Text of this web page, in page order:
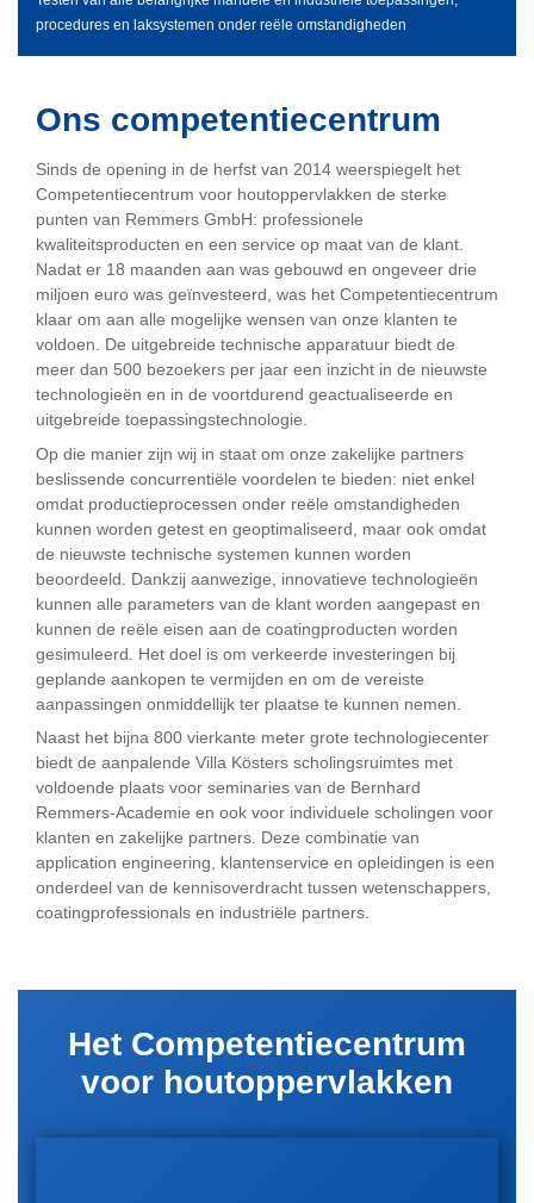
procedures en laksystemen onder reële omstandigheden
Ons competentiecentrum
Sinds de opening in de herfst van 2014 weerspiegelt het
Competentiecentrum voor houtoppervlakken de sterke
punten van Remmers GmbH: professionele
kwaliteitsproducten en een service op maat van de klant.
Nadat er 18 maanden aan was gebouwd en ongeveer drie
miljoen euro was geïnvesteerd, was het Competentiecentrum
klaar om aan alle mogelijke wensen van onze klanten te
voldoen. De uitgebreide technische apparatuur biedt de
meer dan 500 bezoekers per jaar een inzicht in de nieuwste
technologieën en in de voortdurend geactualiseerde en
uitgebreide toepassingstechnologie.
Op die manier zijn wij in staat om onze zakelijke partners
beslissende concurrentiële voordelen te bieden: niet enkel
omdat productieprocessen onder reële omstandigheden
kunnen worden getest en geoptimaliseerd, maar ook omdat
de nieuwste technische systemen kunnen worden
beoordeeld. Dankzij aanwezige, innovatieve technologieën
kunnen alle parameters van de klant worden aangepast en
kunnen de reële eisen aan de coatingproducten worden
gesimuleerd. Het doel is om verkeerde investeringen bij
geplande aankopen te vermijden en om de vereiste
aanpassingen onmiddellijk ter plaatse te kunnen nemen.
Naast het bijna 800 vierkante meter grote technologiecenter
biedt de aanpalende Villa Kösters scholingsruimtes met
voldoende plaats voor seminaries van de Bernhard
Remmers-Academie en ook voor individuele scholingen voor
klanten en zakelijke partners. Deze combinatie van
application engineering, klantenservice en opleidingen is een
onderdeel van de kennisoverdracht tussen wetenschappers,
coatingprofessionals en industriële partners.
Het Competentiecentrum
voor houtoppervlakken